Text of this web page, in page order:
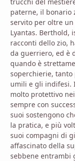
trucchi del
paterne, il bonario
servito per oltre
Lyantas. Berthold,
racconti dello zio,
da guerriero, ed è
quando è
soperchierie,
umili e gli indifesi.
molto protettivo
sempre con
suoi sostengono
la pratica, e più
suoi compagni di
affascinato della
sebbene entrambi